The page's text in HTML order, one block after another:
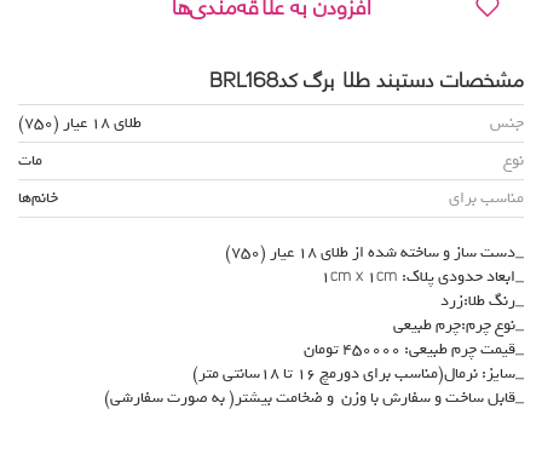
مشخصات دستبند طلا برگ کدBRL168
جنس
طلای 18 عیار (750)
نوع
مات
مناسب برای
خانم‌ها
_دست ساز و ساخته شده از طلای 18 عیار (750)
_ابعاد حدودی پلاک: 1cm x 1cm
_رنگ طلا:زرد
_نوع چرم:چرم طبیعی
_قیمت چرم طبیعی: 450000 تومان
_سایز: نرمال(مناسب برای دورمچ 16 تا 18سانتی متر)
_قابل ساخت و سفارش با وزن و ضخامت بیشتر( به صورت سفارشی)